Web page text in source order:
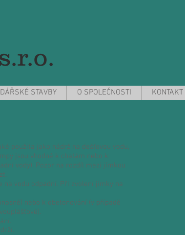
STAVBY O SPOLEČNOSTI KONTAKT
použita jako nádrž na dešťovou vodu,
jsou vhodné k chatám nebo k
vody). Pozor na rozdíl mezi jímkou
vodu odpadní. Při zvolení jímky na
nebo k obetonování (v případě